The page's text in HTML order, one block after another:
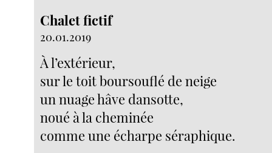
Chalet fictif
20.01.2019
À l’extérieur,
sur le toit boursouflé de neige
un nuage hâve dansotte,
noué à la cheminée
comme une écharpe séraphique.